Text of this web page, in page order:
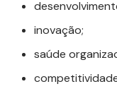
inovação;
saúde